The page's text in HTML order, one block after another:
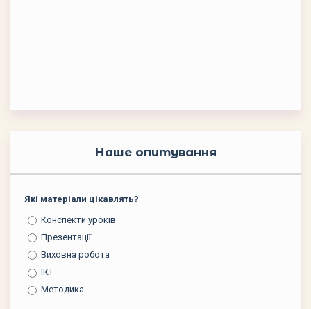
Наше опитування
Які матеріали цікавлять?
Конспекти уроків
Презентації
Виховна робота
ІКТ
Методика